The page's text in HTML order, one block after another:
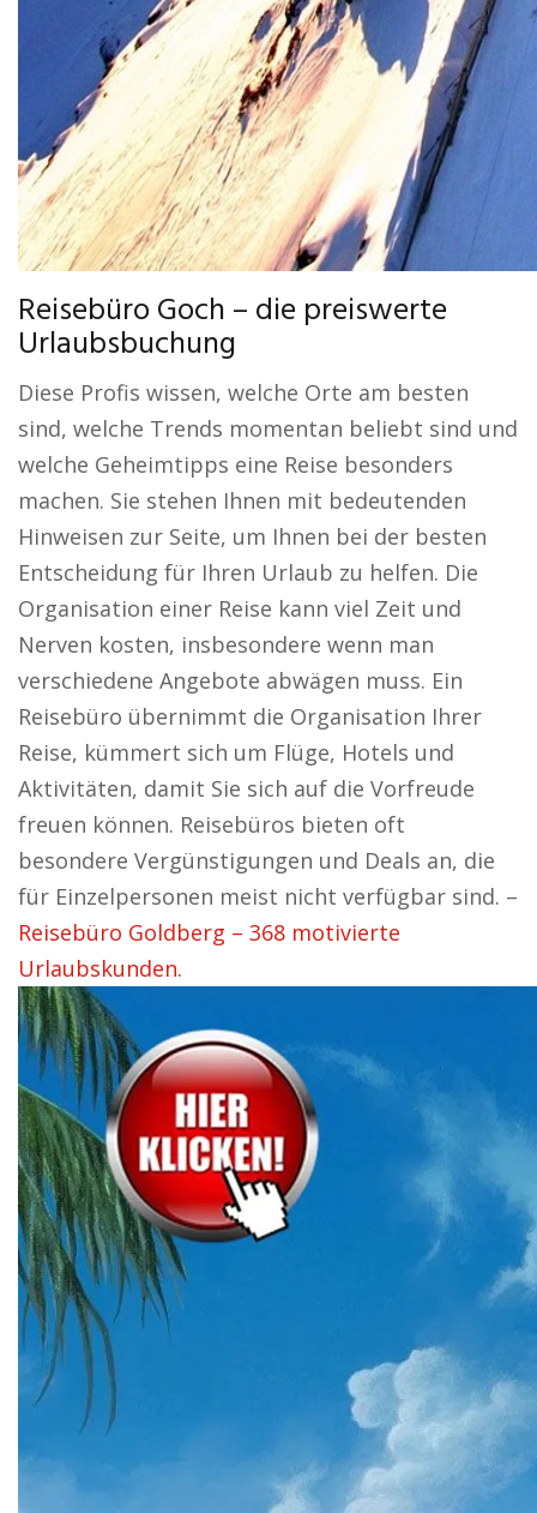
Reisebüro Goch – die preiswerte
Urlaubsbuchung
Diese Profis wissen, welche Orte am besten
sind, welche Trends momentan beliebt sind und
welche Geheimtipps eine Reise besonders
machen. Sie stehen Ihnen mit bedeutenden
Hinweisen zur Seite, um Ihnen bei der besten
Entscheidung für Ihren Urlaub zu helfen. Die
Organisation einer Reise kann viel Zeit und
Nerven kosten, insbesondere wenn man
verschiedene Angebote abwägen muss. Ein
Reisebüro übernimmt die Organisation Ihrer
Reise, kümmert sich um Flüge, Hotels und
Aktivitäten, damit Sie sich auf die Vorfreude
freuen können. Reisebüros bieten oft
besondere Vergünstigungen und Deals an, die
für Einzelpersonen meist nicht verfügbar sind. –
Reisebüro Goldberg – 368 motivierte
Urlaubskunden.